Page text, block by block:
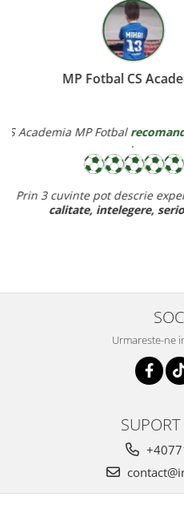
Corina Violeta Mierean
Recomand cu drag inedit
ff
Urmareste-ne